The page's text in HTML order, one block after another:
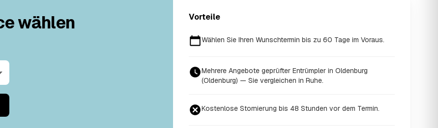
wählen Vorteile
Wählen Sie Ihren Wunschtermin bis zu 60 Tage im Voraus.
Mehrere Angebote geprüfter Entrümpler in Oldenburg
(Oldenburg) — Sie vergleichen in Ruhe.
Kostenlose Stornierung bis 48 Stunden vor dem Termin.